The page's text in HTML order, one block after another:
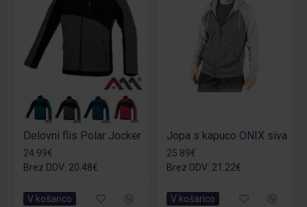
Delovni flis Polar Jocker
24.99€
Brez DDV: 20.48€
V košarico
Jopa s kapuco ONIX siva
25.89€
Brez DDV: 21.22€
V košarico